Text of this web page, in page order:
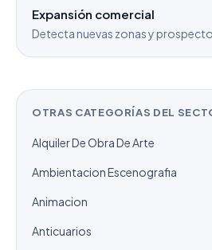
Expansión comercial
Detecta nuevas zonas y
OTRAS CATEGORÍAS DEL
Alquiler De Obra De Arte
Ambientacion Escenografia
Animacion
Anticuarios